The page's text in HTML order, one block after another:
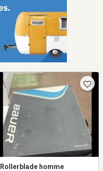
Rollerblade homme